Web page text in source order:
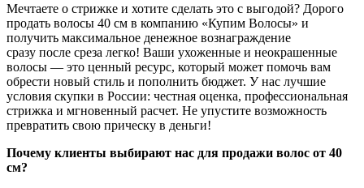
Мечтаете о стрижке и хотите сделать это с выгодой? Дорого
продать волосы 40 см в компанию «Купим Волосы» и
получить максимальное денежное вознаграждение
сразу после среза легко! Ваши ухоженные и неокрашенные
волосы — это ценный ресурс, который может помочь вам
обрести новый стиль и пополнить бюджет. У нас лучшие
условия скупки в России: честная оценка, профессиональная
стрижка и мгновенный расчет. Не упустите возможность
превратить свою прическу в деньги!
Почему клиенты выбирают нас для продажи волос от 40
см?